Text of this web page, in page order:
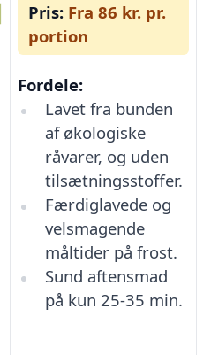
Pris: Fra 86 kr. pr.
portion
Fordele:
Lavet fra bunden
af økologiske
råvarer, og uden
tilsætningsstoffer.
Færdiglavede og
velsmagende
måltider på frost.
Sund aftensmad
på kun 25-35 min.